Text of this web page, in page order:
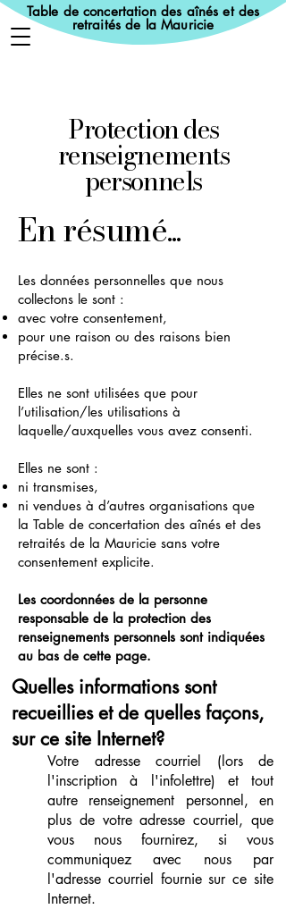
Table de concertation des aînés et des
retraités de la Mauricie
Protection des
renseignements
personnels
En résumé...
Les données personnelles que nous
collectons le sont :
avec votre consentement,
pour une raison ou des raisons bien
précise.s.
Elles ne sont utilisées que pour
l’utilisation/les utilisations à
laquelle/auxquelles vous avez consenti.
Elles ne sont :
ni transmises,
ni vendues à d’autres organisations que
la Table de concertation des aînés et des
retraités de la Mauricie sans votre
consentement explicite.
Les coordonnées de la personne
responsable de la protection des
renseignements personnels sont indiquées
au bas de cette page.
Quelles informations sont
recueillies et de quelles façons,
sur ce site Internet?
Votre adresse courriel (lors de
l'inscription à l'infolettre) et tout
autre renseignement personnel, en
plus de votre adresse courriel, que
vous nous fournirez, si vous
communiquez avec nous par
l'adresse courriel fournie sur ce site
Internet.